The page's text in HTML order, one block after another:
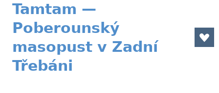
Tamtam —
Poberounský
masopust v Zadní
Třebáni